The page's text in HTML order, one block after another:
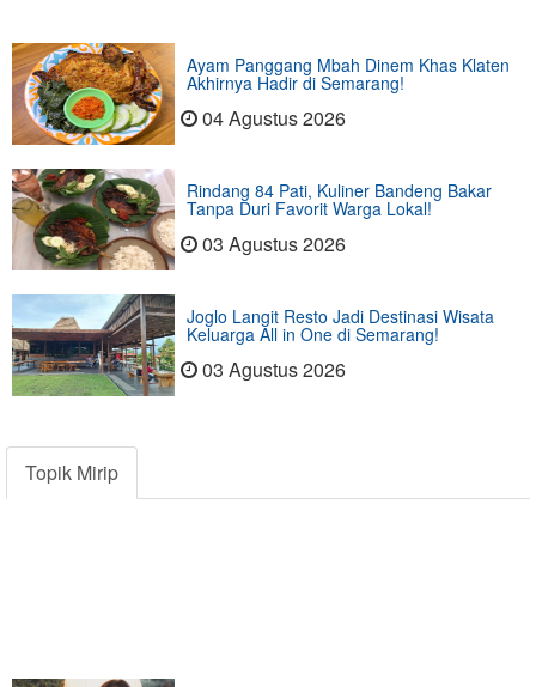
Ayam Panggang Mbah Dinem Khas Klaten
Akhirnya Hadir di Semarang!
04 Agustus 2026
Rindang 84 Pati, Kuliner Bandeng Bakar
Tanpa Duri Favorit Warga Lokal!
03 Agustus 2026
Joglo Langit Resto Jadi Destinasi Wisata
Keluarga All in One di Semarang!
03 Agustus 2026
Topik Mirip